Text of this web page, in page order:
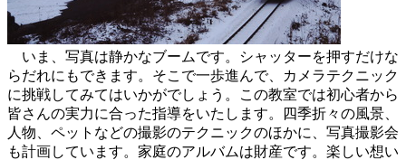
いま、写真は静かなブームです。シャッターを押すだけな
らだれにもできます。そこで一歩進んで、カメラテクニック
に挑戦してみてはいかがでしょう。この教室では初心者から
皆さんの実力に合った指導をいたします。四季折々の風景、
人物、ペットなどの撮影のテクニックのほかに、写真撮影会
も計画しています。家庭のアルバムは財産です。楽しい想い